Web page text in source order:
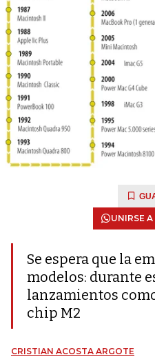
UNIRSE
Se espera que la
modelos: durante
lanzamientos
chip M2
CRISTIAN ACOSTA ARGOTE